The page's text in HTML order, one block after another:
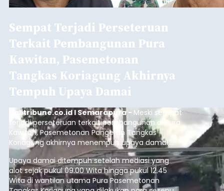
Sempat Terjadi Perseteruan
Terkait Pembangunan Pura
Kawitan, Pasemetonan
Tangkas Koriagung Akhirnya
Tempuh Upaya Damai
balitribune.co.id I Semarapura - Meski sempat
terjadi perseteruan terkait pembangunan di Pura
Kawitan, Pasemetonan Pangeran Tangkas
Koriagung akhirnya menempuh upaya damai,
pada Minggu (9/8/2026).
Upaya damai ditempuh setelah mediasi yang
alot sejak pukul 09.00 Wita hingga pukul 12.45
Wita di wantilan utama Pura Pasemetonan